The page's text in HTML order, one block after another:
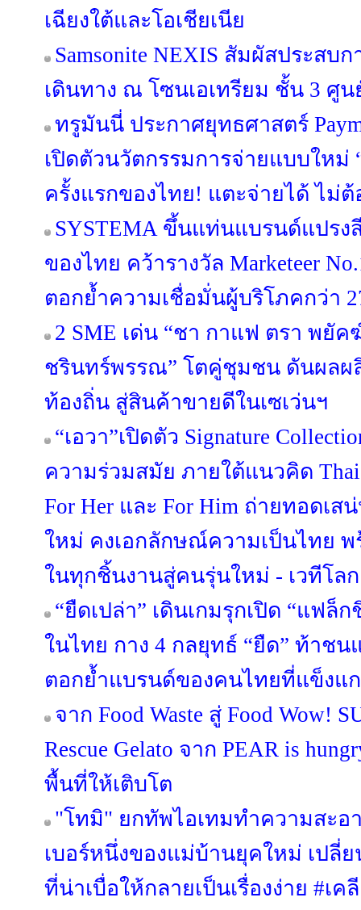
เฉียงใต้และโอเชียเนีย
Samsonite NEXIS สัมผัสประส
เดินทาง ณ โซนเอเทรียม ชั้น 3 ศูน
ทรูมันนี่ ประกาศยุทธศาสตร์
เปิดตัวนวัตกรรมการจ่ายแบบใหม่
ครั้งแรกของไทย! แตะจ่ายได้ ไม่ต้
SYSTEMA ขึ้นแท่นแบรนด์แปร
ของไทย คว้ารางวัล Marketeer
ตอกย้ำความเชื่อมั่นผู้บริโภคกว่า
2 SME เด่น “ชา กาแฟ ตรา พยั
ชรินทร์พรรณ” โตคู่ชุมชน ดันผลผ
ท้องถิ่น สู่สินค้าขายดีในเซเว่นฯ
“เอวา”เปิดตัว Signature
ความร่วมสมัย ภายใต้แนวคิด Thai
For Her และ For Him ถ่ายทอดเ
ใหม่ คงเอกลักษณ์ความเป็นไทย
ในทุกชิ้นงานสู่คนรุ่นใหม่ - เวทีโลก
“ยืดเปล่า” เดินเกมรุกเปิด “แฟ
ในไทย กาง 4 กลยุทธ์ “ยืด” ท้าช
ตอกย้ำแบรนด์ของคนไทยที่แข็งแ
จาก Food Waste สู่ Food Wow!
Rescue Gelato จาก PEAR is
พื้นที่ให้เติบโต
"โทมิ" ยกทัพไอเทมทำความสะอ
เบอร์หนึ่งของแม่บ้านยุคใหม่ เปลี่
ที่น่าเบื่อให้กลายเป็นเรื่องง่าย #เ